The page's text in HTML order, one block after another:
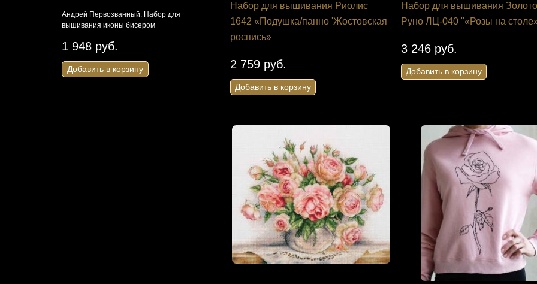
Андрей Первозванный. Набор для
вышивания иконы бисером
1 948 руб.
Добавить в корзину
гобеленовым швом
1 415 руб.
Добавить в корзину
вышивания крестом
1 213 руб.
Добавить в корзину
Набор для вышивания Риолис
1642 «Подушка/панно 'Жостовская
роспись»
2 759 руб.
Добавить в корзину
Набор для вышивания
Руно ЛЦ-040 "«Розы на
3 246 руб.
Добавить в корзину